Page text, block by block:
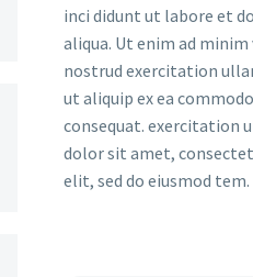
inci didunt ut labore et
aliqua. Ut enim ad minim
nostrud exercitation
ut aliquip ex ea commodo
consequat. exercitation
dolor sit amet,
elit, sed do eiusmod tem.